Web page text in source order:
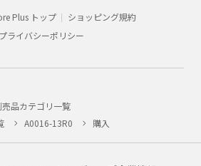
Plus トップ
ショッピング規約
プライバシーポリシー
品カテゴリ一覧
A0016-13R0 購入